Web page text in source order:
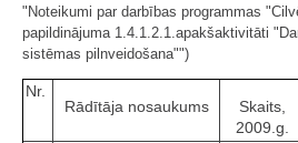
"Noteikumi par darbības programmas
papildinājuma 1.4.1.2.1.apakšaktivitāti
sistēmas pilnveidošana"")
Nr.
Rādītāja nosaukums
Skaits,
2009.g.